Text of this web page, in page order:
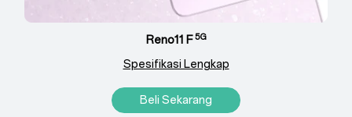
Reno11 F5G
Spesifikasi Lengkap
Beli Sekarang